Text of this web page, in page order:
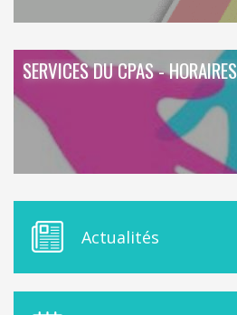
SERVICES DU CPAS - HORAIRES
Actualités